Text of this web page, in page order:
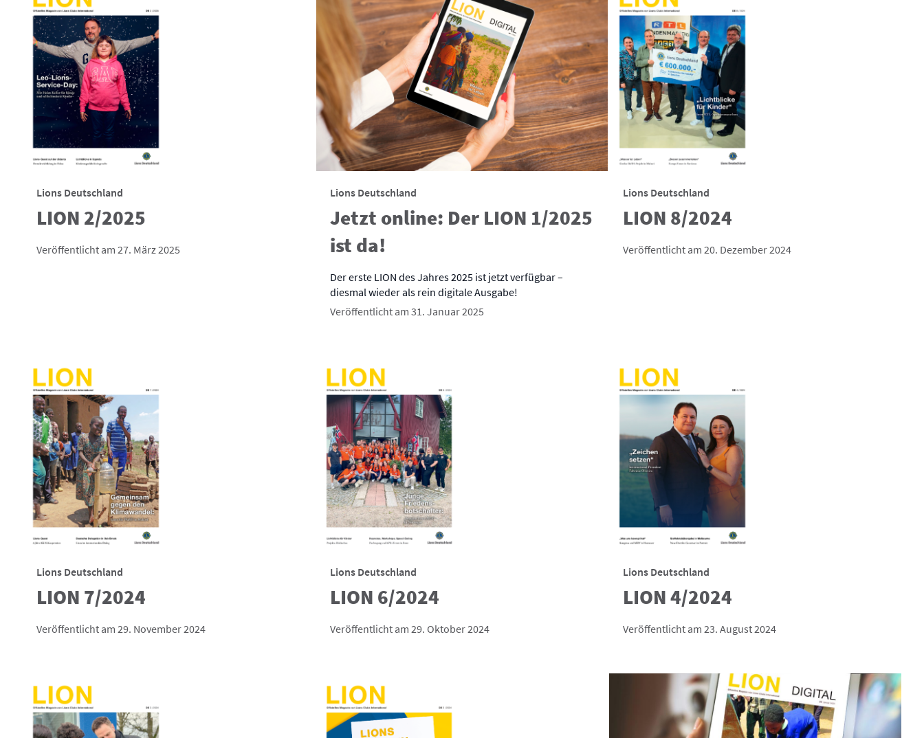
Lions Deutschland
LION 2/2025
Veröffentlicht am 27. März 2025
Lions Deutschland
Jetzt online: Der LION 1/2025
ist da!
Der erste LION des Jahres 2025 ist jetzt verfügbar –
diesmal wieder als rein digitale Ausgabe!
Veröffentlicht am 31. Januar 2025
Lions Deutschland
LION 8/2024
Veröffentlicht am 20. Dezember 2024
Lions Deutschland
LION 7/2024
Veröffentlicht am 29. November 2024
Lions Deutschland
LION 6/2024
Veröffentlicht am 29. Oktober 2024
Lions Deutschland
LION 4/2024
Veröffentlicht am 23. August 2024